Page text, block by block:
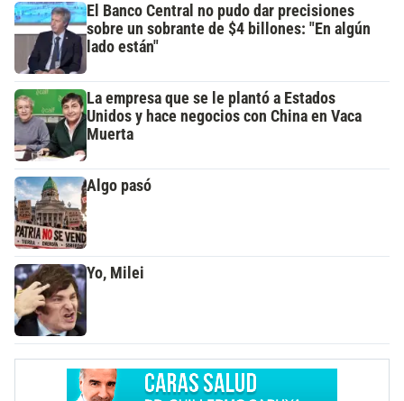
El Banco Central no pudo dar precisiones
sobre un sobrante de $4 billones: "En algún
lado están"
La empresa que se le plantó a Estados
Unidos y hace negocios con China en Vaca
Muerta
Algo pasó
Yo, Milei